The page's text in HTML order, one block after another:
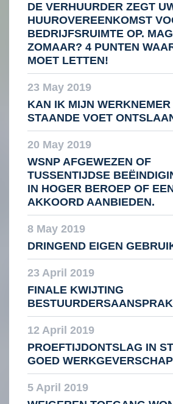
DE VERHUURDER ZEGT
HUUROVEREENKOMST
BEDRIJFSRUIMTE OP.
ZOMAAR? 4 PUNTEN
MOET LETTEN!
23 May 2019
KAN IK MIJN WERKNEMER
STAANDE VOET
20 May 2019
WSNP AFGEWEZEN OF
TUSSENTIJDSE
IN HOGER BEROEP OF
AKKOORD AANBIEDEN.
8 May 2019
DRINGEND EIGEN
23 April 2019
FINALE KWIJTING
12 April 2019
PROEFTIJDONTSLAG IN
GOED WERKGEVERSCHAP
5 April 2019